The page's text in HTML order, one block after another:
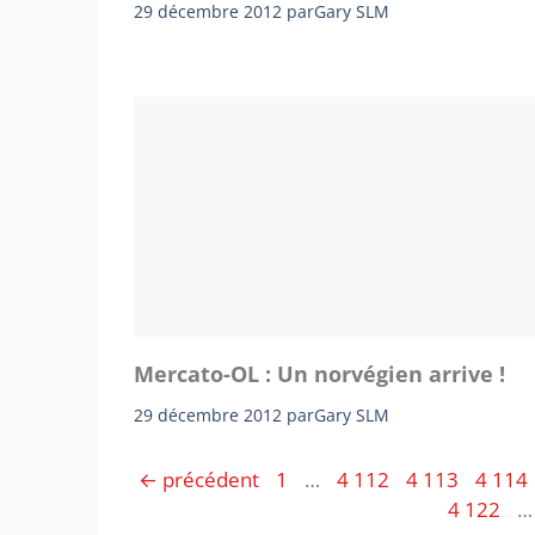
29 décembre 2012 parGary SLM
Mercato-OL : Un norvégien arrive !
29 décembre 2012 parGary SLM
← précédent Page
1 … Page
4 112 Page
4 113 Page
4 114
Page
4 122 …